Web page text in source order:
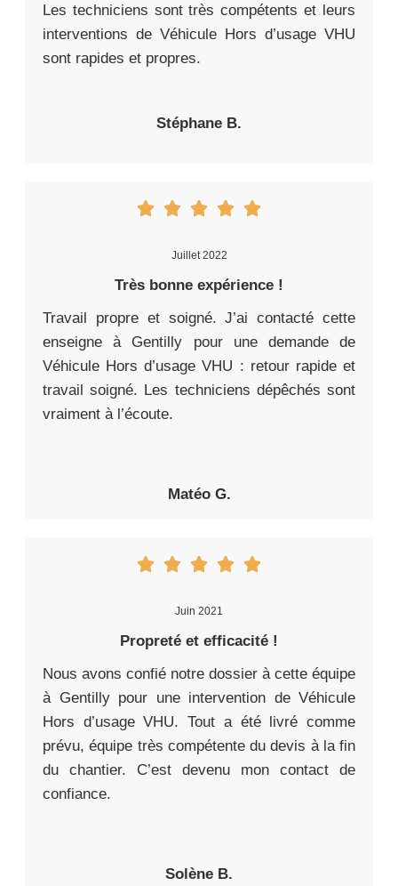
Les techniciens sont très compétents et leurs
interventions de Véhicule Hors d’usage VHU
sont rapides et propres.
Stéphane B.
Juillet 2022
Très bonne expérience !
Travail propre et soigné. J’ai contacté cette
enseigne à Gentilly pour une demande de
Véhicule Hors d’usage VHU : retour rapide et
travail soigné. Les techniciens dépêchés sont
vraiment à l’écoute.
Matéo G.
Juin 2021
Propreté et efficacité !
Nous avons confié notre dossier à cette équipe
à Gentilly pour une intervention de Véhicule
Hors d’usage VHU. Tout a été livré comme
prévu, équipe très compétente du devis à la fin
du chantier. C’est devenu mon contact de
confiance.
Solène B.